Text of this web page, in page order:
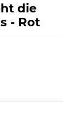
die
- Rot